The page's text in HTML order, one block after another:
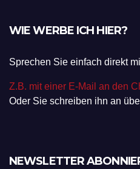
WIE WERBE ICH HIER?
Sprechen Sie einfach direkt
Z.B. mit einer E-Mail an den
Oder Sie schreiben ihn an
NEWSLETTER